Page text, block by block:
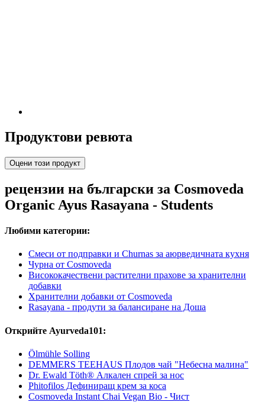
Продуктови ревюта
Оцени този продукт
рецензии на български за Cosmoveda
Organic Ayus Rasayana - Students
Любими категории:
Смеси от подправки и Churnas за аюрведичната кухня
Чурна от Cosmoveda
Висококачествени растителни прахове за хранителни
добавки
Хранителни добавки от Cosmoveda
Rasayana - продути за балансиране на Доша
Открийте Ayurveda101:
Ölmühle Solling
DEMMERS TEEHAUS Плодов чай "Небесна малина"
Dr. Ewald Töth® Алкален спрей за нос
Phitofilos Дефиниращ крем за коса
Cosmoveda Instant Chai Vegan Bio - Чист